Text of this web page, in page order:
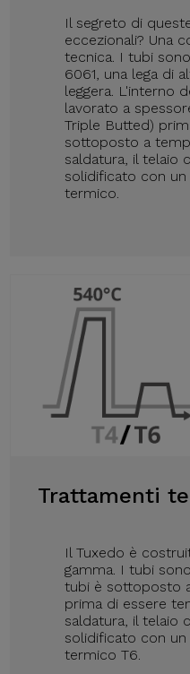
Il segreto di
eccezionali? Una
tecnica. I tubi
6061, una lega di
leggera. L'interno
lavorato a
Triple Butted)
sottoposto a
saldatura, il telaio
solidificato con
termico.
Trattamenti
Il Tuxedo è
gamma. I tubi
tubi è sottoposto
prima di essere
saldatura, il telaio
solidificato con
termico T6.